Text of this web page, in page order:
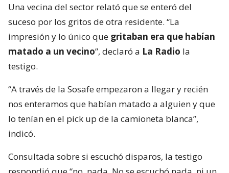
Una vecina del sector relató que se enteró del
suceso por los gritos de otra residente. “La
impresión y lo único que gritaban era que habían
matado a un vecino”, declaró a La Radio la
testigo.
“A través de la Sosafe empezaron a llegar y recién
nos enteramos que habían matado a alguien y que
lo tenían en el pick up de la camioneta blanca”,
indicó.
Consultada sobre si escuchó disparos, la testigo